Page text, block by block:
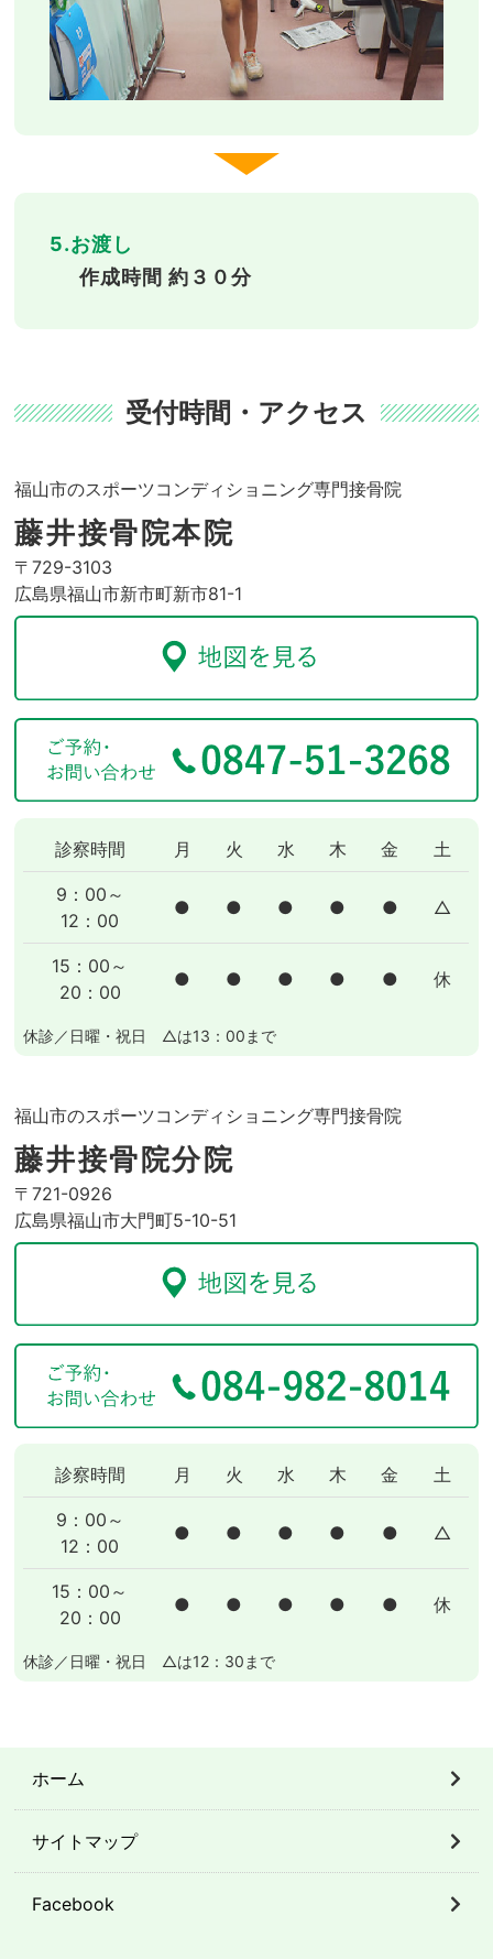
5.お渡し
作成時間 約３０分
受付時間・アクセス
福山市のスポーツコンディショニング専門接骨院
藤井接骨院本院
〒729-3103
広島県福山市新市町新市81-1
診察時間 月 火 水 木 金 土
9：00～
12：00
● ● ● ● ● △
15：00～
20：00
● ● ● ● ● 休
休診／日曜・祝日 △は13：00まで
福山市のスポーツコンディショニング専門接骨院
藤井接骨院分院
〒721-0926
広島県福山市大門町5-10-51
診察時間 月 火 水 木 金 土
9：00～
12：00
● ● ● ● ● △
15：00～
20：00
● ● ● ● ● 休
休診／日曜・祝日 △は12：30まで
ホーム
サイトマップ
Facebook